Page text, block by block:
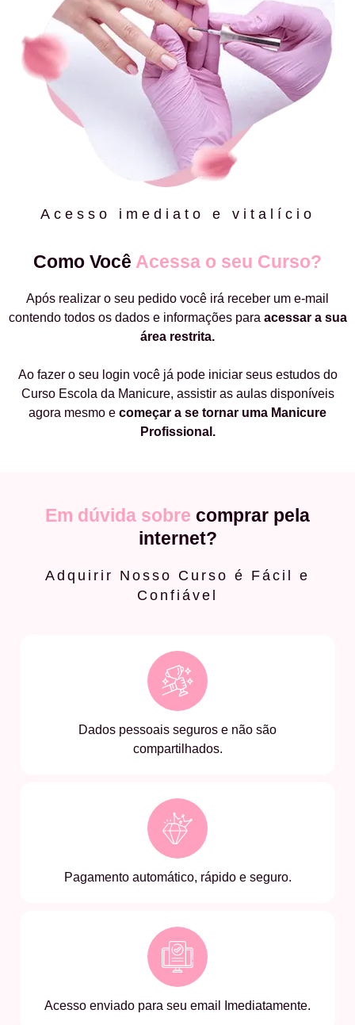
Acesso imediato e vitalício
Como Você Acessa o seu Curso?
Após realizar o seu pedido você irá receber um e-mail
contendo todos os dados e informações para acessar a sua
área restrita.
Ao fazer o seu login você já pode iniciar seus estudos do
Curso Escola da Manicure, assistir as aulas disponíveis
agora mesmo e começar a se tornar uma Manicure
Profissional.
Em dúvida sobre comprar pela
internet?
Adquirir Nosso Curso é Fácil e
Confiável
Dados pessoais seguros e não são
compartilhados.
Pagamento automático, rápido e seguro.
Acesso enviado para seu email Imediatamente.